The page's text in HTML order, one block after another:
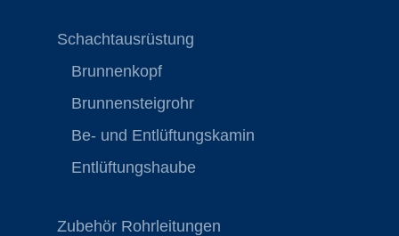
Schachtausrüstung
Brunnenkopf
Brunnensteigrohr
Be- und Entlüftungskamin
Entlüftungshaube
Zubehör Rohrleitungen